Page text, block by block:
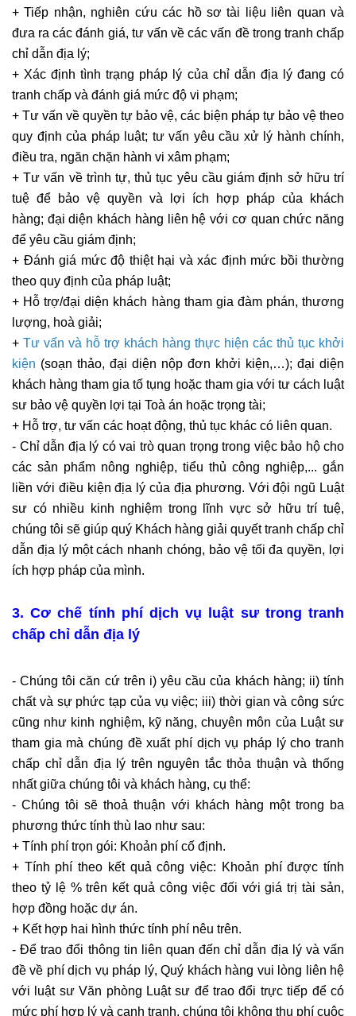
+ Tiếp nhận, nghiên cứu các hồ sơ tài liệu liên quan và
đưa ra các đánh giá, tư vấn về các vấn đề trong tranh chấp
chỉ dẫn địa lý;
+ Xác định tình trạng pháp lý của chỉ dẫn địa lý đang có
tranh chấp và đánh giá mức độ vi phạm;
+ Tư vấn về quyền tự bảo vệ, các biện pháp tự bảo vệ theo
quy định của pháp luật; tư vấn yêu cầu xử lý hành chính,
điều tra, ngăn chặn hành vi xâm phạm;
+ Tư vấn về trình tự, thủ tục yêu cầu giám định sở hữu trí
tuệ để bảo vệ quyền và lợi ích hợp pháp của khách
hàng; đại diện khách hàng liên hệ với cơ quan chức năng
để yêu cầu giám định;
+ Đánh giá mức độ thiệt hại và xác định mức bồi thường
theo quy định của pháp luật;
+ Hỗ trợ/đại diện khách hàng tham gia đàm phán, thương
lượng, hoà giải;
+ Tư vấn và hỗ trợ khách hàng thực hiện các thủ tục khởi
kiện (soạn thảo, đại diện nộp đơn khởi kiện,…); đại diện
khách hàng tham gia tố tụng hoặc tham gia với tư cách luật
sư bảo vệ quyền lợi tại Toà án hoặc trọng tài;
+ Hỗ trợ, tư vấn các hoạt động, thủ tục khác có liên quan.
- Chỉ dẫn địa lý có vai trò quan trọng trong việc bảo hộ cho
các sản phẩm nông nghiệp, tiểu thủ công nghiệp,... gắn
liền với điều kiện địa lý của địa phương. Với đội ngũ Luật
sư có nhiều kinh nghiệm trong lĩnh vực sở hữu trí tuệ,
chúng tôi sẽ giúp quý Khách hàng giải quyết tranh chấp chỉ
dẫn địa lý một cách nhanh chóng, bảo vệ tối đa quyền, lợi
ích hợp pháp của mình.
3. Cơ chế tính phí dịch vụ luật sư trong tranh
chấp chỉ dẫn địa lý
- Chúng tôi căn cứ trên i) yêu cầu của khách hàng; ii) tính
chất và sự phức tạp của vụ việc; iii) thời gian và công sức
cũng như kinh nghiệm, kỹ năng, chuyên môn của Luật sư
tham gia mà chúng đề xuất phí dịch vụ pháp lý cho tranh
chấp chỉ dẫn địa lý trên nguyên tắc thỏa thuận và thống
nhất giữa chúng tôi và khách hàng, cụ thể:
- Chúng tôi sẽ thoả thuận với khách hàng một trong ba
phương thức tính thù lao như sau:
+ Tính phí trọn gói: Khoản phí cố định.
+ Tính phí theo kết quả công việc: Khoản phí được tính
theo tỷ lệ % trên kết quả công việc đối với giá trị tài sản,
hợp đồng hoặc dự án.
+ Kết hợp hai hình thức tính phí nêu trên.
- Ðể trao đổi thông tin liên quan đến chỉ dẫn địa lý và vấn
đề về phí dịch vụ pháp lý, Quý khách hàng vui lòng liên hệ
với luật sư Văn phòng Luật sư để trao đổi trực tiếp để có
mức phí hợp lý và cạnh tranh, chúng tôi không thu phí cuộc